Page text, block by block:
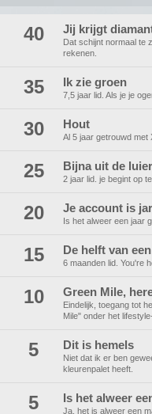
40 Jij krijgt
Dat schijnt normaal te
rekenen.
35 Ik zie groen
7,5 jaar lid. Als je je
30 Hout
Al 5 jaar getrouwd met
25 Bijna uit de
2 jaar lid. je begint op
20 Je account is
Is het alweer een jaar
15 De helft van
6 maanden lid. You're
10 Green Mile,
Eindelijk, toegang tot
Mile" onder het
5 Dit is hemels
Niet dat ik er ben
kleurenpalet heeft.
5 Is het alweer
Ja, het is alweer een